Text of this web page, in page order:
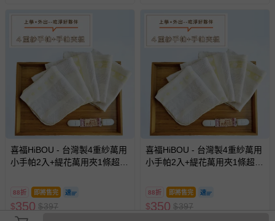
喜福HiBOU - 台灣製4重紗萬用
小手帕2入+緹花萬用夾1條超值
寶寶紗布巾-黃花小鷹手帕+日
本專利夾
88折 即將售完
$350 $397
喜福HiBOU - 台灣製4重紗萬用
小手帕2入+緹花萬用夾1條超值
寶寶紗布巾-紫花小鷹手帕+日
本專利夾
88折 即將售完
$350 $397